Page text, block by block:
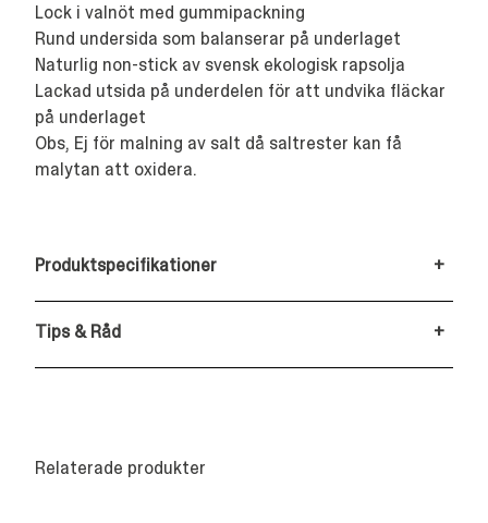
Lock i valnöt med gummipackning
Rund undersida som balanserar på underlaget
Naturlig non-stick av svensk ekologisk rapsolja
Lackad utsida på underdelen för att undvika fläckar
på underlaget
Obs, Ej för malning av salt då saltrester kan få
malytan att oxidera.
Produktspecifikationer +
Tips & Råd +
Relaterade produkter